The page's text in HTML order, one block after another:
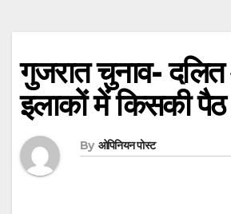
गुजरात चुनाव- दलित
इलाकों में किसकी
By ओपिनियन पोस्ट